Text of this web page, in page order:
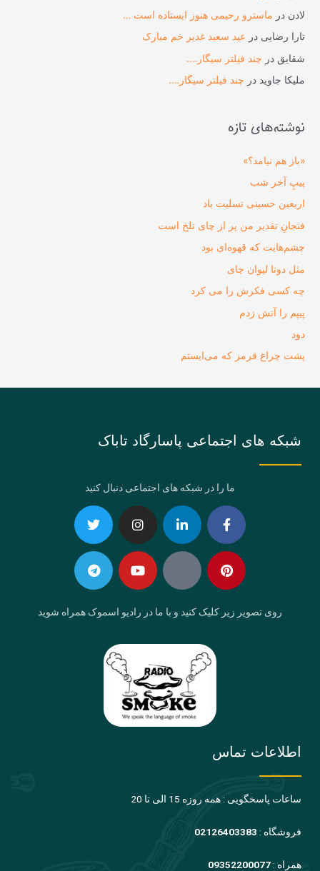
لادن در ماسترو رحیمی هنوز ایستاده است …
تارا رضایی در عید سعید غدیر خم مبارک
شقایق در چند فیلتر سیگار….
ملیکا جاوید در چند فیلتر سیگار….
نوشته‌های تازه
«باز هم نیامد؟»
پیپِ آخر شب
اربعین حسینی تسلیت باد
فنجانِ تقدیر من پر از چای تلخ است
چشم‌هایت که قهوه‌ای بود
مثل دوتا لیوان چای
چه کسی فکرش را می‌ کرد
پیپم را آتش زدم
دود
پشت چراغ قرمز که می‌ایستم
شبکه های اجتماعی پاسارگاد تاباک
ما را در شبکه های اجتماعی دنبال کنید
Facebook-
f
Linkedin-
in
Instagram
Twitter Pinterest
Eaparat
Youtube
Telegram
روی تصویر زیر کلیک کنید و با ما در رادیو اسموک همراه شوید
اطلاعات تماس
ساعات پاسخگویی : همه روزه 15 الی تا 20
فروشگاه : 02126403383
همراه : 09352200077